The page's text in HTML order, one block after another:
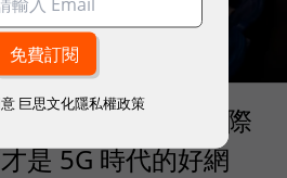
！Opensignal 國際
是 5G 時代的好網
巨思文化隱私權政策